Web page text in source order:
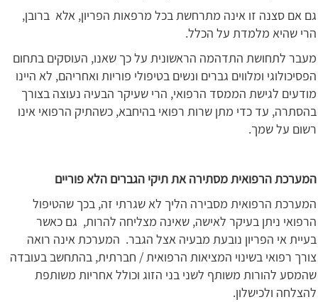
גם אם סצנה זו אינה מתרחשת בכל מרפאות הפריון, אלא ברובן,
הרי שהיא מלמדת על הכלל.
מעבר לתחושת התדהמה הראשונית על כך שאנו, העוסקים בתחום
הפסיכולוגי ומלווים גברים ונשים בטיפולי פוריות ואחריהם, לא היינו
מודעים לגישת הממסד הרפואי, הרי שעיקר הבעיה נעוצה בצורך
בהסתרה, עד כדי מתן שרות רפואי בהיחבא, כשהתיק הרפואי אינו
רשום על שמך.
המערכת הרפואית מסתירה את תיקי הגברים הלא פוריים
המערכת הרפואית מסבירה הליך לא שגרתי זה, בכך שהטיפול
הרפואי ניתן בעיקר לאישה, שאינה מצליחה להרות, גם כאשר
בעיית אי הפריון נובעת מבעיה אצל הגבר. המערכת אינה רואה
צורך רפואי בשינוי המציאות הרפואית / חברתית, בהתחשב בעובדה
שהמסע להורות משותף לשני בני הזוג וכולל אחריות משותפת
להצלחה ולכישלון.